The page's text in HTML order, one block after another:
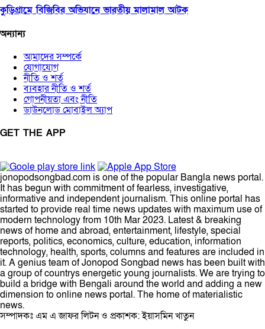
কুড়িগ্রামে বিজিবির অভিযানে ভারতীয় মালামাল আটক
অন্যান্য
আমাদের সম্পর্কে
যোগাযোগ
নীতি ও শর্ত
ব্যবহার নীতি ও শর্ত
গোপনীয়তা এবং নীতি
ডাউনলোড মোবাইল অ্যাপ
GET THE APP
jonopodsongbad.com is one of the popular Bangla news portal.
It has begun with commitment of fearless, investigative,
informative and independent journalism. This online portal has
started to provide real time news updates with maximum use of
modern technology from 10th Mar 2023. Latest & breaking
news of home and abroad, entertainment, lifestyle, special
reports, politics, economics, culture, education, information
technology, health, sports, columns and features are included in
it. A genius team of Jonopod Songbad news has been built with
a group of countrys energetic young journalists. We are trying to
build a bridge with Bengali around the world and adding a new
dimension to online news portal. The home of materialistic
news.
সম্পাদকঃ এম এ জাফর লিটন ও প্রকাশক: ইয়াসমিন খাতুন